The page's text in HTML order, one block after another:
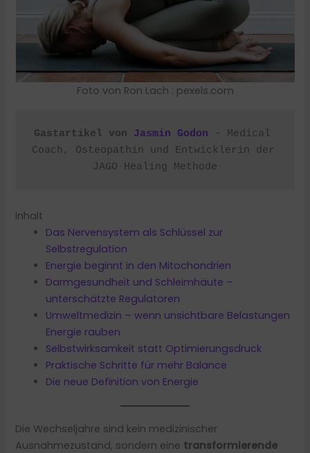
Foto von Ron Lach : pexels.com
Gastartikel von Jasmin Godon - Medical
Coach, Osteopathin und Entwicklerin der
JAGO Healing Methode
Inhalt
Das Nervensystem als Schlüssel zur
Selbstregulation
Energie beginnt in den Mitochondrien
Darmgesundheit und Schleimhäute –
unterschätzte Regulatoren
Umweltmedizin – wenn unsichtbare Belastungen
Energie rauben
Selbstwirksamkeit statt Optimierungsdruck
Praktische Schritte für mehr Balance
Die neue Definition von Energie
Die Wechseljahre sind kein medizinischer
Ausnahmezustand, sondern eine transformierende